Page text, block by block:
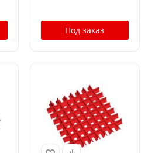
Под заказ